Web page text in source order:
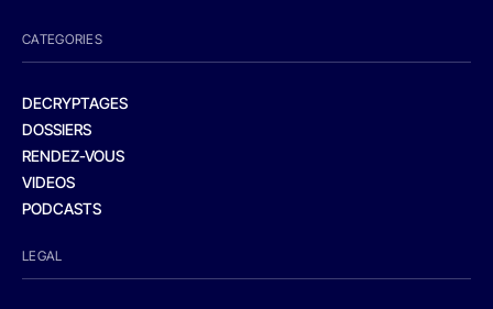
CATEGORIES
DECRYPTAGES
DOSSIERS
RENDEZ-VOUS
VIDEOS
PODCASTS
LEGAL